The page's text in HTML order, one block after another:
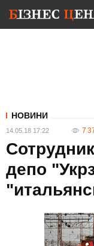
НОВИНИ
14.05.18 17:22 7
депо